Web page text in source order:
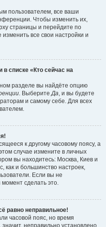
пользователем, все ваши
Чтобы изменить их,
страницы и перейдите по
все свои настройки и
в списке «Кто сейчас на
разделе вы найдёте опцию
. ВыберитеДа, и вы будете
и самому себе. Для всех
к другому часовому поясу, а
случае измените в личных
вы находитесь: Москва, Киев и
как и большинство настроек,
Если вы не
сделать это.
равно неправильное!
часовой пояс, но время
неправильно установлено